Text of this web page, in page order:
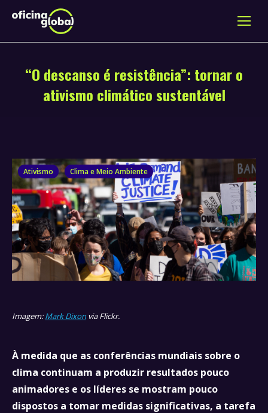
“O descanso é resistência”: tornar o
ativismo climático sustentável
Ativismo Clima e Meio Ambiente
Imagem:Mark Dixonvia Flickr.
À medida que as conferências mundiais sobre o
clima continuam a produzir resultados pouco
animadores e os líderes se mostram pouco
dispostos a tomar medidas significativas, a tarefa